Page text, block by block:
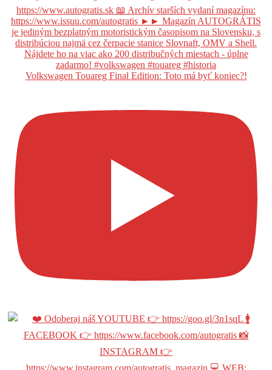
Volkswagen Touareg Final Edition: Toto má byť koniec?!